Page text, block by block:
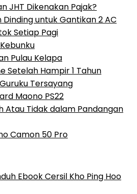
JHT Dikenakan Pajak?
Dinding untuk Gantikan 2 AC
Setiap Pagi
Pulau Kelapa
Setelah Hampir 1 Tahun
Tersayang
Maono PS22
Atau Tidak dalam Pandangan
Camon 50 Pro
Ebook Cersil Kho Ping Hoo